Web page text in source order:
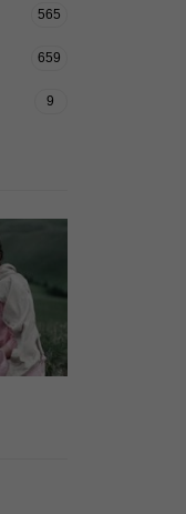
565
659
9